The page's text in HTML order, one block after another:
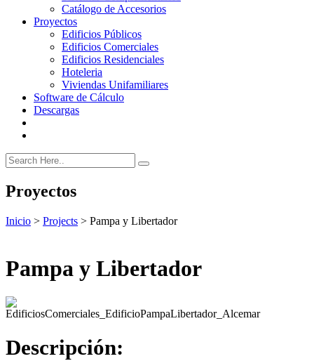
Catálogo de Accesorios
Proyectos
Edificios Públicos
Edificios Comerciales
Edificios Residenciales
Hoteleria
Viviendas Unifamiliares
Software de Cálculo
Descargas
Proyectos
Inicio > Projects > Pampa y Libertador
Pampa y Libertador
Descripción: